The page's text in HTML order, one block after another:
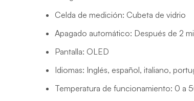
Celda de medición: Cubeta de vidrio
Apagado automático: Después de 2
Pantalla: OLED
Idiomas: Inglés, español, italiano,
Temperatura de funcionamiento: 0 a